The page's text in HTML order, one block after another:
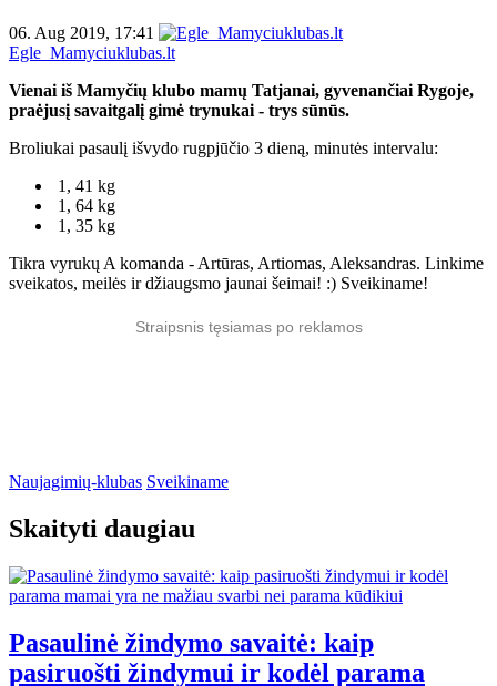
06. Aug 2019, 17:41
Egle_Mamyciuklubas.lt
Vienai iš Mamyčių klubo mamų Tatjanai, gyvenančiai Rygoje,
praėjusį savaitgalį gimė trynukai - trys sūnūs.
Broliukai pasaulį išvydo rugpjūčio 3 dieną, minutės intervalu:
1, 41 kg
1, 64 kg
1, 35 kg
Tikra vyrukų A komanda - Artūras, Artiomas, Aleksandras. Linkime
sveikatos, meilės ir džiaugsmo jaunai šeimai! :) Sveikiname!
Straipsnis tęsiamas po reklamos
Naujagimių-klubas Sveikiname
Skaityti daugiau
Pasaulinė žindymo savaitė: kaip
pasiruošti žindymui ir kodėl parama